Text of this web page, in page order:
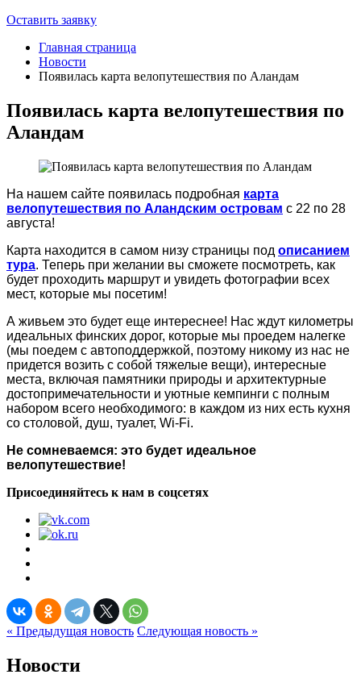
Оставить заявку
Главная страница
Новости
Появилась карта велопутешествия по Аландам
Появилась карта велопутешествия по
Аландам
На нашем сайте появилась подробная карта
велопутешествия по Аландским островам с 22 по 28
августа!
Карта находится в самом низу страницы под описанием
тура. Теперь при желании вы сможете посмотреть, как
будет проходить маршрут и увидеть фотографии всех
мест, которые мы посетим!
А живьем это будет еще интереснее! Нас ждут километры
идеальных финских дорог, которые мы проедем налегке
(мы поедем с автоподдержкой, поэтому никому из нас не
придется возить с собой тяжелые вещи), интересные
места, включая памятники природы и архитектурные
достопримечательности и уютные кемпинги с полным
набором всего необходимого: в каждом из них есть кухня
со столовой, душ, туалет, Wi-Fi.
Не сомневаемся: это будет идеальное
велопутешествие!
Присоединяйтесь к нам в соцсетях
« Предыдущая новость Следующая новость »
Новости